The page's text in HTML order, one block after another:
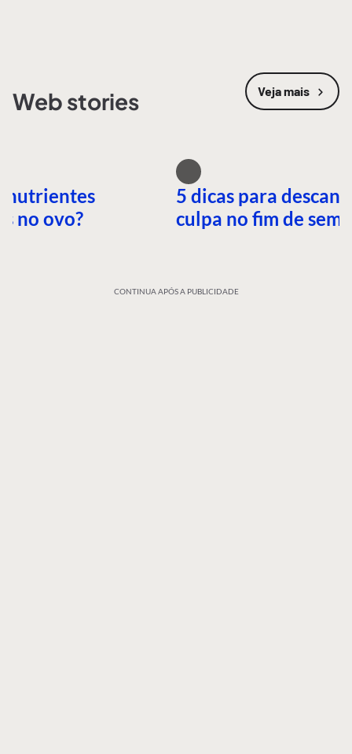
Web stories Veja mais
nutrientes
no ovo?
5 dicas para
culpa no fim de
CONTINUA APÓS A PUBLICIDADE